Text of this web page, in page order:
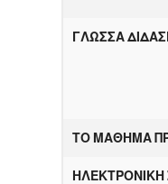
ΓΛΩΣΣΑ
ΤΟ ΜΑΘΗΜΑ